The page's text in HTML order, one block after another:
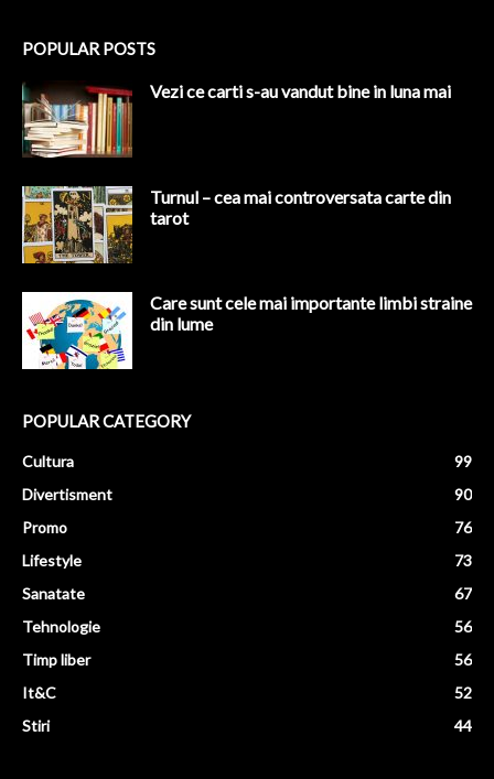
POPULAR POSTS
Vezi ce carti s-au vandut bine in luna mai
Turnul – cea mai controversata carte din
tarot
Care sunt cele mai importante limbi straine
din lume
POPULAR CATEGORY
Cultura
99
Divertisment
90
Promo
76
Lifestyle
73
Sanatate
67
Tehnologie
56
Timp liber
56
It&C
52
Stiri
44